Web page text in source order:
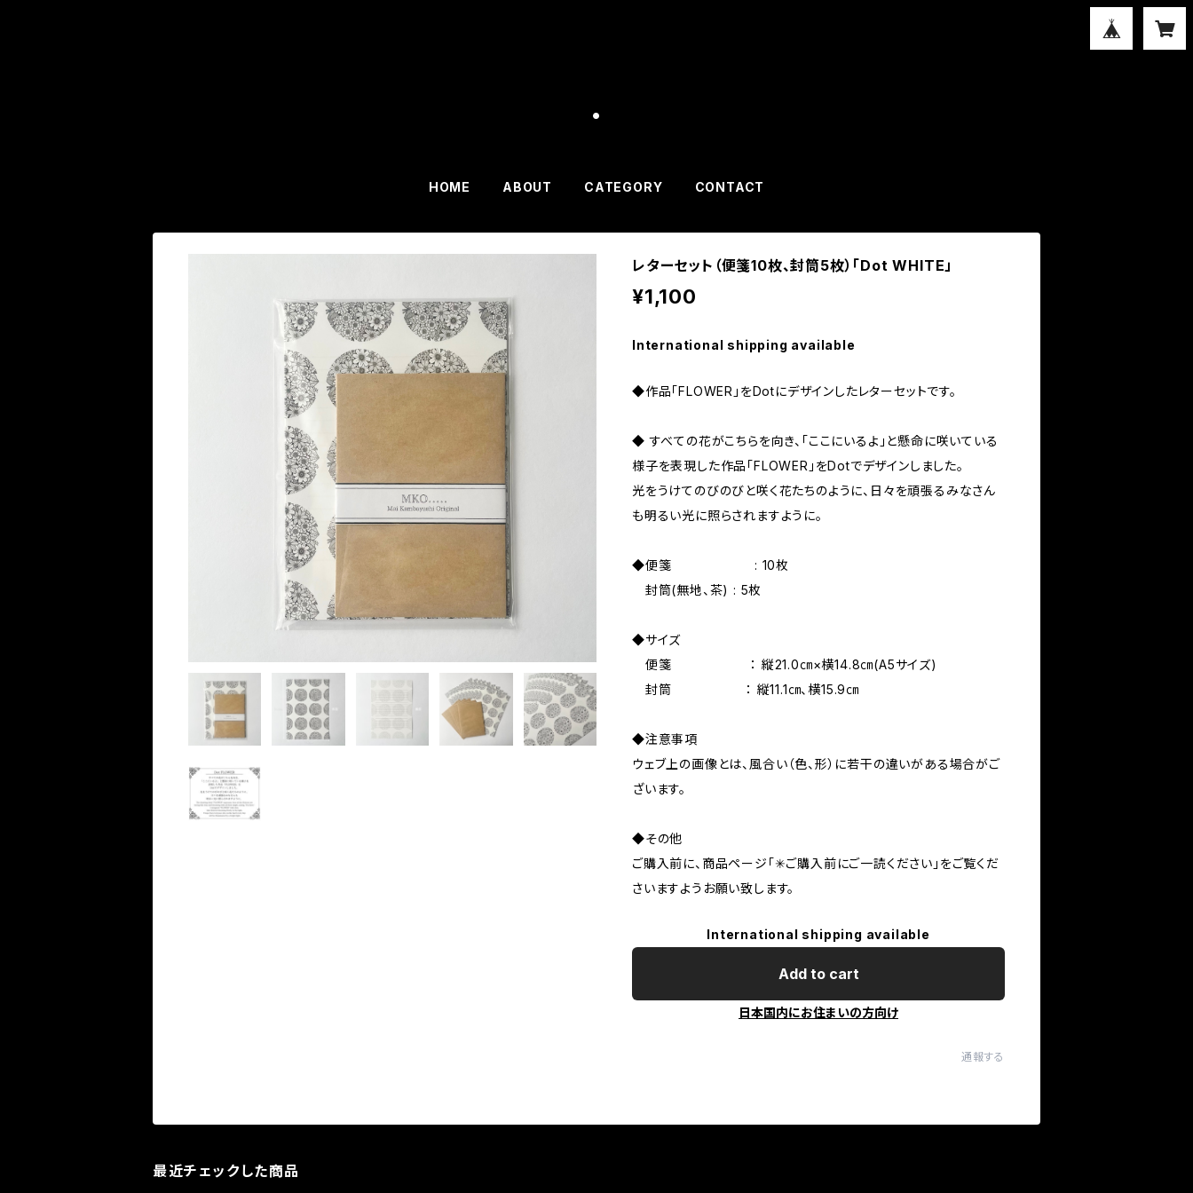
.
HOME ABOUT CATEGORY CONTACT
レターセット（便箋10枚、封筒5枚）「Dot WHITE」
¥1,100
International shipping available
◆作品「FLOWER」をDotにデザインしたレターセットです。
◆ すべての花がこちらを向き、「ここにいるよ」と懸命に咲いている
様子を表現した作品「FLOWER」をDotでデザインしました。
光をうけてのびのびと咲く花たちのように、日々を頑張るみなさん
も明るい光に照らされますように。
◆便箋 : 10枚
封筒(無地、茶) : 5枚
◆サイズ
便箋 ： 縦21.0㎝×横14.8㎝(A5サイズ)
封筒 ： 縦11.1㎝、横15.9㎝
◆注意事項
ウェブ上の画像とは、風合い（色、形）に若干の違いがある場合がご
ざいます。
◆その他
ご購入前に、商品ページ「✳︎ご購入前にご一読ください」をご覧くだ
さいますようお願い致します。
International shipping available
Add to cart
日本国内にお住まいの方向け
通報する
最近チェックした商品